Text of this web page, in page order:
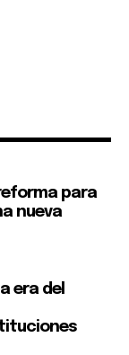
information is
para
nueva
era del